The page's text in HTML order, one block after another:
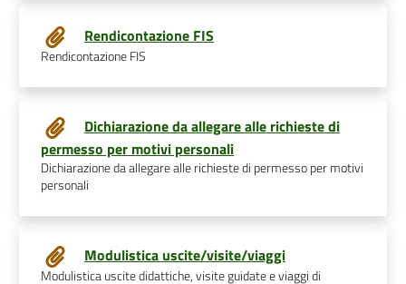
Rendicontazione FIS
Rendicontazione FIS
Dichiarazione da allegare alle richieste di
permesso per motivi personali
Dichiarazione da allegare alle richieste di permesso per motivi
personali
Modulistica uscite/visite/viaggi
Modulistica uscite didattiche, visite guidate e viaggi di